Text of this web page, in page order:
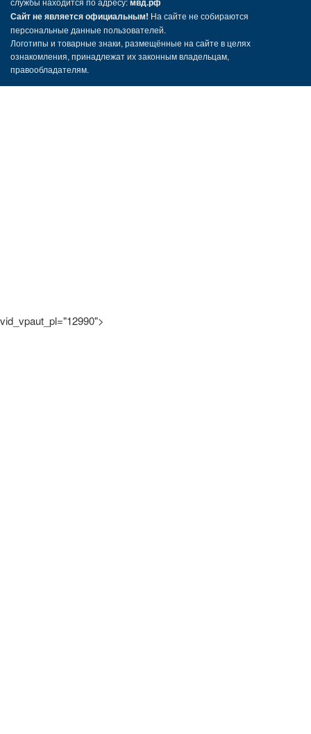
Сайт не является официальным! На сайте не собираются
персональные данные пользователей.
Логотипы и товарные знаки, размещённые на сайте в целях
ознакомления, принадлежат их законным владельцам,
правообладателям.
vid_vpaut_pl="12990">